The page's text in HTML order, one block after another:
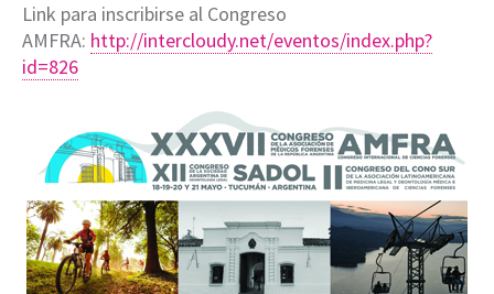
Link para inscribirse al Congreso
AMFRA: http://intercloudy.net/eventos/index.php?
id=826